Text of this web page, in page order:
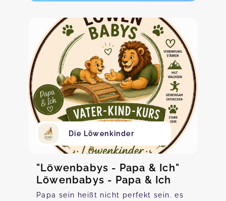
Die Löwenkinder
"Löwenbabys - Papa & Ich"
Löwenbabys - Papa & Ich
Papa sein heißt nicht perfekt sein. es